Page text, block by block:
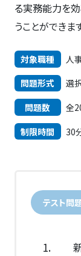
る実務能力を
うことができま
対象職種
人
問題形式
選
問題数
全
制限時間
30
テスト問
1.